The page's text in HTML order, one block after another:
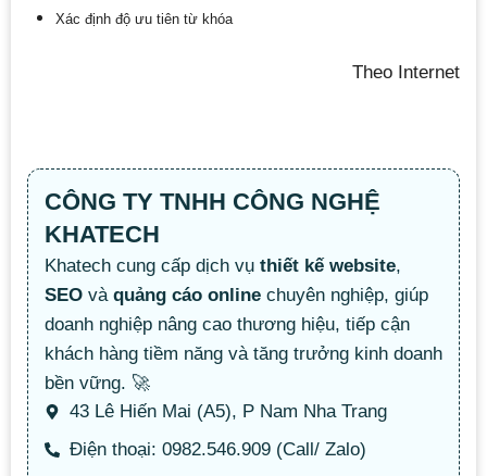
Xác định độ ưu tiên từ khóa
Theo Internet
CÔNG TY TNHH CÔNG NGHỆ
KHATECH
Khatech cung cấp dịch vụ thiết kế website,
SEO và quảng cáo online chuyên nghiệp, giúp
doanh nghiệp nâng cao thương hiệu, tiếp cận
khách hàng tiềm năng và tăng trưởng kinh doanh
bền vững. 🚀
43 Lê Hiến Mai (A5), P Nam Nha Trang
Điện thoại: 0982.546.909 (Call/ Zalo)